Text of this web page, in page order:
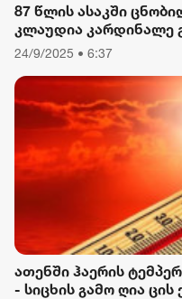
87 წლის ასაკში
კლაუდია კარდინალე
24/9/2025 • 6:37
ათენში ჰაერის
- სიცხის გამო ღია